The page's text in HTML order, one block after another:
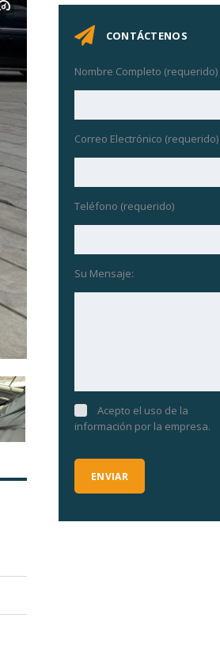
CONTÁCTENOS
Nombre Completo (requerido)
Correo Electrónico (requerido)
Teléfono (requerido)
Su Mensaje:
Acepto el uso de la
información por la empresa.